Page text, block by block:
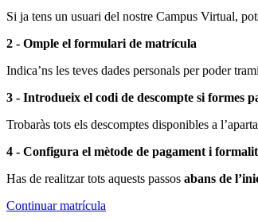
Si ja tens un usuari del nostre Campus Virtual,
2 - Omple el formulari de matrícula
Indica’ns les teves dades personals per poder
3 - Introdueix el codi de descompte si formes
Trobaràs tots els descomptes disponibles a
4 - Configura el mètode de pagament i
Has de realitzar tots aquests passos abans de
Continuar matrícula